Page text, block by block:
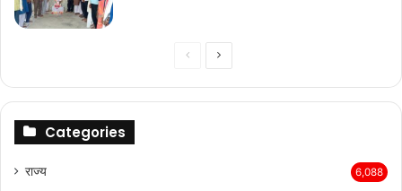
PreviousNext
Categories
राज्‍य 6,088